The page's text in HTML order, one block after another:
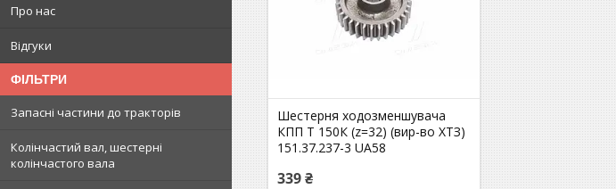
Про нас
Відгуки
ФІЛЬТРИ
Запасні частини до тракторів
Колінчастий вал, шестерні
колінчастого вала
Шестерня ходозменшувача
КПП Т 150К (z=32) (вир-во ХТЗ)
151.37.237-3 UA58
339 ₴